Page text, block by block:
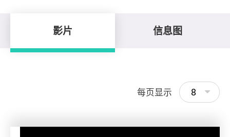
影片 信息图
每页显示 8